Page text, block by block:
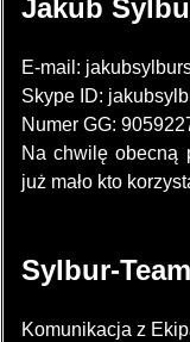
Jakub
E-mail:
Skype ID:
Numer GG:
Na chwilę obecną
już mało kto
Sylbur-Team
Komunikacja z